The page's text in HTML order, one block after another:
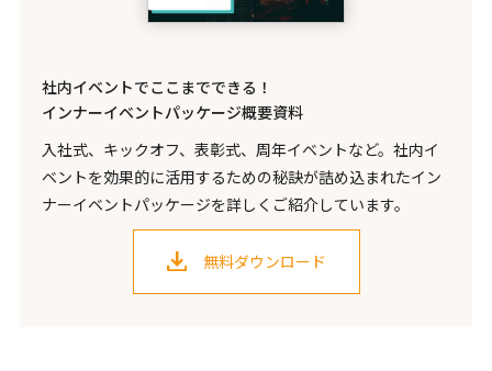
社内イベントでここまでできる！
インナーイベントパッケージ概要資料
入社式、キックオフ、表彰式、周年イベントなど。社内イ
ベントを効果的に活用するための秘訣が詰め込まれたイン
ナーイベントパッケージを詳しくご紹介しています。
無料ダウンロード